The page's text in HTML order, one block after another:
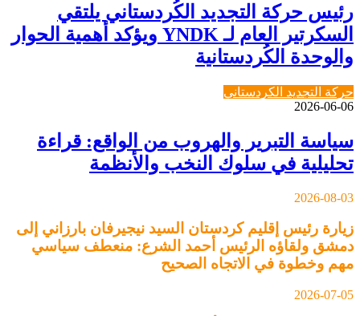
رئيس حركة التجديد الكُردستاني يلتقي
السكرتير العام لـ YNDK ويؤكد أهمية الحوار
والوحدة الكُردستانية
حركة التجديد الكردستاني
2026-06-06
سياسة التبرير والهروب من الواقع: قراءة
تحليلية في سلوك النخب والأنظمة
2026-08-03
زيارة رئيس إقليم كردستان السيد نيجيرفان بارزاني إلى
دمشق ولقاؤه الرئيس أحمد الشرع: منعطف سياسي
مهم وخطوة في الاتجاه الصحيح
2026-07-05